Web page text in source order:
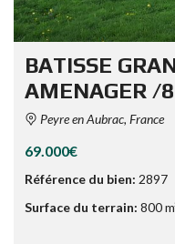
BATISSE
AMENAGER /
Peyre en Aubrac, France
69.000€
Référence du bien: 2897
Surface du terrain: 800